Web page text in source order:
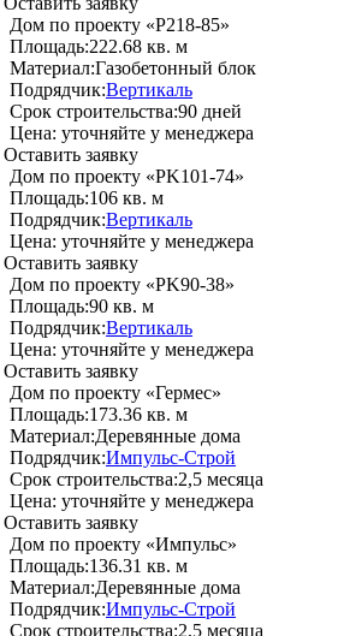
Дом по проекту «P218-85»
Площадь:222.68 кв. м
Материал:Газобетонный блок
Подрядчик:Вертикаль
Срок строительства:90 дней
Цена: уточняйте у менеджера
Оставить заявку
Дом по проекту «PK101-74»
Площадь:106 кв. м
Подрядчик:Вертикаль
Цена: уточняйте у менеджера
Оставить заявку
Дом по проекту «PK90-38»
Площадь:90 кв. м
Подрядчик:Вертикаль
Цена: уточняйте у менеджера
Оставить заявку
Дом по проекту «Гермес»
Площадь:173.36 кв. м
Материал:Деревянные дома
Подрядчик:Импульс-Строй
Срок строительства:2,5 месяца
Цена: уточняйте у менеджера
Оставить заявку
Дом по проекту «Импульс»
Площадь:136.31 кв. м
Материал:Деревянные дома
Подрядчик:Импульс-Строй
Срок строительства:2,5 месяца